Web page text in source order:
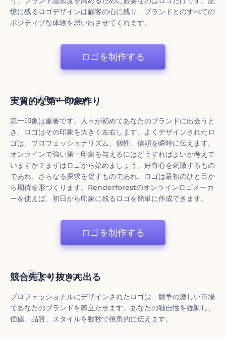
憶に残るロゴデザインは顧客の心に残り、ブランドとのすべての
ポジティブな体験を思い出させてくれます。
ロゴを制作する
実質的な第一印象作り
第一印象は重要です。人々が初めてあなたのブランドに出会うと
き、ロゴはその印象を大きく左右します。よくデザインされたロ
ゴは、プロフェッショナリズム、個性、信頼を瞬時に伝えます。
オンラインで強い第一印象を与えるにはどうすればよいか考えて
いますか？まずはロゴから始めましょう。好奇心を刺激するもの
であれ、さらなる探求を促すものであれ、ロゴは最初のひと目か
ら期待を形づくります。Renderforestのオンラインロゴメーカ
ーを使えば、初日から印象に残るロゴを簡単に作成できます。
ロゴを制作する
競合先より抜きん出る
プロフェッショナルにデザインされたロゴは、競争の激しい市場
であなたのブランドを際立たせます。あなたの独自性を強調し、
価値、品質、スタイルを数秒で視角的に伝えます。